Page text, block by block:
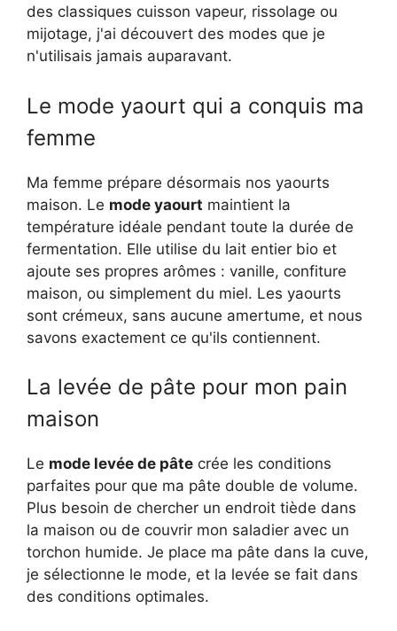
des classiques cuisson vapeur, rissolage ou
mijotage, j'ai découvert des modes que je
n'utilisais jamais auparavant.
Le mode yaourt qui a conquis ma
femme
Ma femme prépare désormais nos yaourts
maison. Le mode yaourt maintient la
température idéale pendant toute la durée de
fermentation. Elle utilise du lait entier bio et
ajoute ses propres arômes : vanille, confiture
maison, ou simplement du miel. Les yaourts
sont crémeux, sans aucune amertume, et nous
savons exactement ce qu'ils contiennent.
La levée de pâte pour mon pain
maison
Le mode levée de pâte crée les conditions
parfaites pour que ma pâte double de volume.
Plus besoin de chercher un endroit tiède dans
la maison ou de couvrir mon saladier avec un
torchon humide. Je place ma pâte dans la cuve,
je sélectionne le mode, et la levée se fait dans
des conditions optimales.